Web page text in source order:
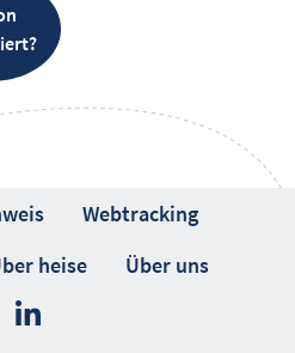
Webtracking
heise Über uns